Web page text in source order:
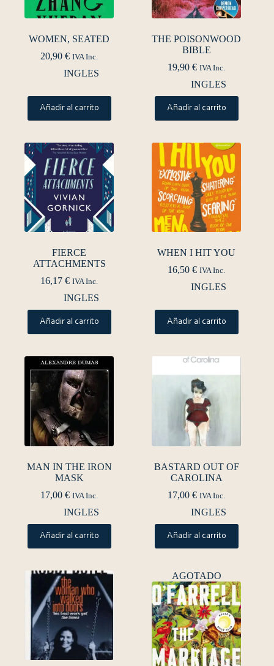
WOMEN, SEATED
20,90€ IVA Inc.
INGLES
Añadir al carrito
THE POISONWOOD
BIBLE
19,90€ IVA Inc.
INGLES
Añadir al carrito
FIERCE
ATTACHMENTS
16,17€ IVA Inc.
INGLES
Añadir al carrito
WHEN I HIT YOU
16,50€ IVA Inc.
INGLES
Añadir al carrito
MAN IN THE IRON
MASK
17,00€ IVA Inc.
INGLES
Añadir al carrito
BASTARD OUT OF
CAROLINA
17,00€ IVA Inc.
INGLES
Añadir al carrito
AGOTADO